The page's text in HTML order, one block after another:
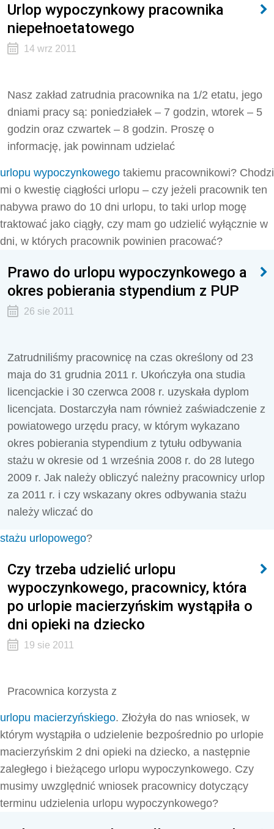
Urlop wypoczynkowy pracownika
niepełnoetatowego
14 wrz 2011
Nasz zakład zatrudnia pracownika na 1/2 etatu, jego
dniami pracy są: poniedziałek – 7 godzin, wtorek – 5
godzin oraz czwartek – 8 godzin. Proszę o
informację, jak powinnam udzielać
urlopu wypoczynkowego takiemu pracownikowi? Chodzi
mi o kwestię ciągłości urlopu – czy jeżeli pracownik ten
nabywa prawo do 10 dni urlopu, to taki urlop mogę
traktować jako ciągły, czy mam go udzielić wyłącznie w
dni, w których pracownik powinien pracować?
Prawo do urlopu wypoczynkowego a
okres pobierania stypendium z PUP
26 sie 2011
Zatrudniliśmy pracownicę na czas określony od 23
maja do 31 grudnia 2011 r. Ukończyła ona studia
licencjackie i 30 czerwca 2008 r. uzyskała dyplom
licencjata. Dostarczyła nam również zaświadczenie z
powiatowego urzędu pracy, w którym wykazano
okres pobierania stypendium z tytułu odbywania
stażu w okresie od 1 września 2008 r. do 28 lutego
2009 r. Jak należy obliczyć należny pracownicy urlop
za 2011 r. i czy wskazany okres odbywania stażu
należy wliczać do
stażu urlopowego?
Czy trzeba udzielić urlopu
wypoczynkowego, pracownicy, która
po urlopie macierzyńskim wystąpiła o
dni opieki na dziecko
19 sie 2011
Pracownica korzysta z
urlopu macierzyńskiego. Złożyła do nas wniosek, w
którym wystąpiła o udzielenie bezpośrednio po urlopie
macierzyńskim 2 dni opieki na dziecko, a następnie
zaległego i bieżącego urlopu wypoczynkowego. Czy
musimy uwzględnić wniosek pracownicy dotyczący
terminu udzielenia urlopu wypoczynkowego?